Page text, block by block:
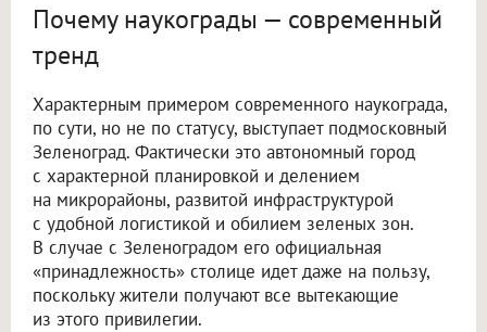
Почему наукограды — современный
тренд
Характерным примером современного наукограда,
по сути, но не по статусу, выступает подмосковный
Зеленоград. Фактически это автономный город
с характерной планировкой и делением
на микрорайоны, развитой инфраструктурой
с удобной логистикой и обилием зеленых зон.
В случае с Зеленоградом его официальная
«принадлежность» столице идет даже на пользу,
поскольку жители получают все вытекающие
из этого привилегии.